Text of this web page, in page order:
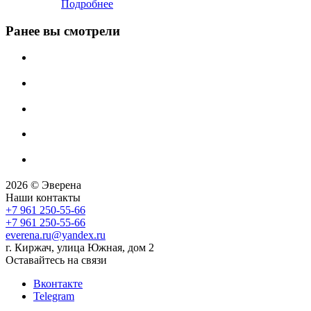
Подробнее
Ранее вы смотрели
2026 © Эверена
Наши контакты
+7 961 250-55-66
+7 961 250-55-66
everena.ru@yandex.ru
г. Киржач, улица Южная, дом 2
Оставайтесь на связи
Вконтакте
Telegram